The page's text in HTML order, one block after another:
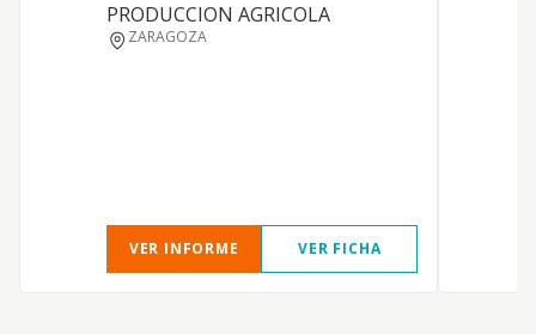
PRODUCCION AGRICOLA
ZARAGOZA
VER INFORME VER FICHA